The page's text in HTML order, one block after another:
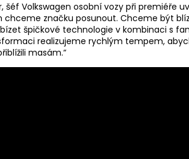
šéf Volkswagen osobní vozy při premiéře
chceme značku posunout. Chceme být
špičkové technologie v kombinaci s
realizujeme rychlým tempem,
masám.“